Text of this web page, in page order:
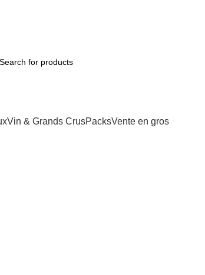
Vin & Grands CrusPacksVente en gros